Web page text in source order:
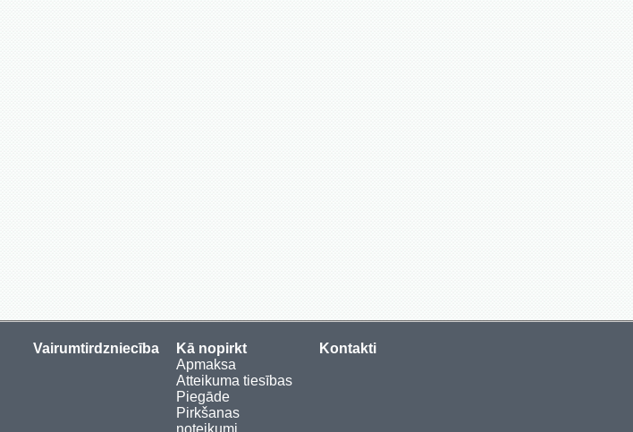
Vairumtirdzniecība
Kā nopirkt
Apmaksa
Atteikuma tiesības
Piegāde
Pirkšanas
noteikumi
Kontakti